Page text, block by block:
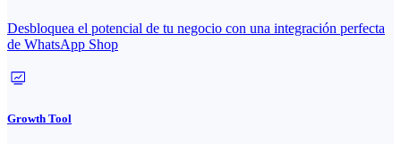
Desbloquea el potencial de tu negocio con una integración perfecta
de WhatsApp Shop
Growth Tool